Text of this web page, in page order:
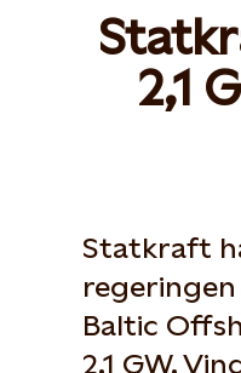
2,1
Statkraft
Baltic
2,1 GW.